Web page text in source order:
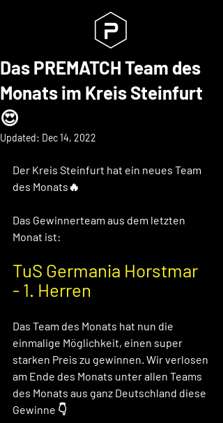
Das PREMATCH Team des
Monats im Kreis Steinfurt
😍
Updated: Dec 14, 2022
Der Kreis Steinfurt hat ein neues Team
des Monats🔥
Das Gewinnerteam aus dem letzten
Monat ist:
TuS Germania Horstmar
- 1. Herren
Das Team des Monats hat nun die
einmalige Möglichkeit, einen super
starken Preis zu gewinnen. Wir verlosen
am Ende des Monats unter allen Teams
des Monats aus ganz Deutschland diese
Gewinne 👇